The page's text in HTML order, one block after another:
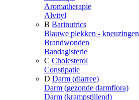
Aromatherapie
Alvityl
B Barinutrics
Blauwe plekken - kneuzingen
Brandwonden
Bandagisterie
C Cholesterol
Constipatie
D Darm (diarree)
Darm (gezonde darmflora)
Darm (krampstillend)